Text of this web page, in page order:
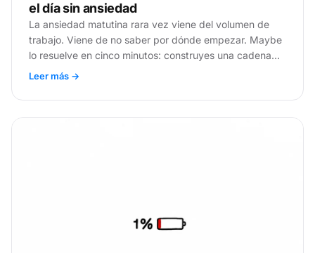
el día sin ansiedad
La ansiedad matutina rara vez viene del volumen de
trabajo. Viene de no saber por dónde empezar. Maybe
lo resuelve en cinco minutos: construyes una cadena
con FVP y te pones a trabajar.
Leer más →